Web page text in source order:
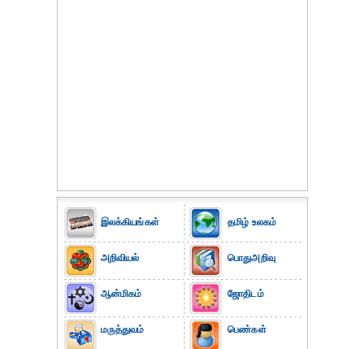
இலக்கியங்கள்
அறிவியல்
ஆன்மிகம்
மருத்துவம்
தமிழ் உலகம்
பொதுஅறிவு
ஜோதிடம்
பெண்கள்